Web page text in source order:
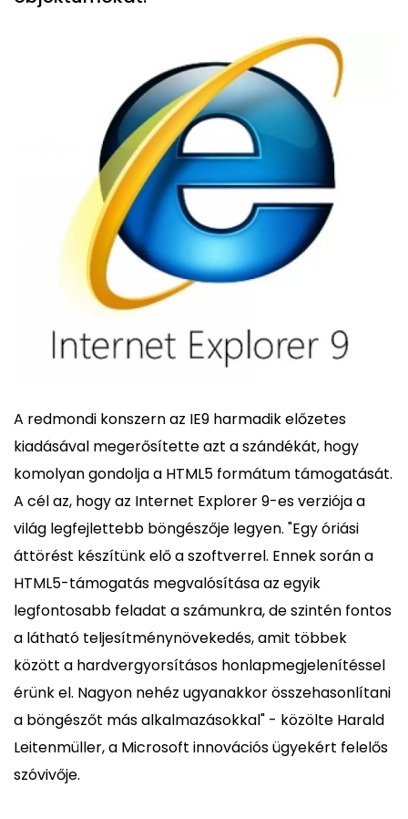
A redmondi konszern az IE9 harmadik előzetes
kiadásával megerősítette azt a szándékát, hogy
komolyan gondolja a HTML5 formátum támogatását.
A cél az, hogy az Internet Explorer 9-es verziója a
világ legfejlettebb böngészője legyen. "Egy óriási
áttörést készítünk elő a szoftverrel. Ennek során a
HTML5-támogatás megvalósítása az egyik
legfontosabb feladat a számunkra, de szintén fontos
a látható teljesítménynövekedés, amit többek
között a hardvergyorsításos honlapmegjelenítéssel
érünk el. Nagyon nehéz ugyanakkor összehasonlítani
a böngészőt más alkalmazásokkal" - közölte Harald
Leitenmüller, a Microsoft innovációs ügyekért felelős
szóvivője.